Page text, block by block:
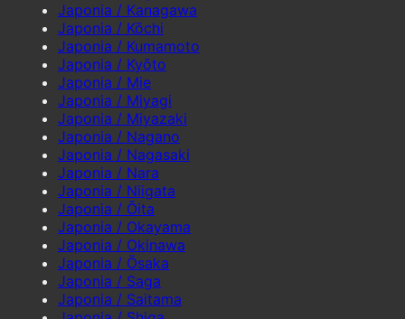
Japonia / Kanagawa
Japonia / Kōchi
Japonia / Kumamoto
Japonia / Kyōto
Japonia / Mie
Japonia / Miyagi
Japonia / Miyazaki
Japonia / Nagano
Japonia / Nagasaki
Japonia / Nara
Japonia / Niigata
Japonia / Ōita
Japonia / Okayama
Japonia / Okinawa
Japonia / Ōsaka
Japonia / Saga
Japonia / Saitama